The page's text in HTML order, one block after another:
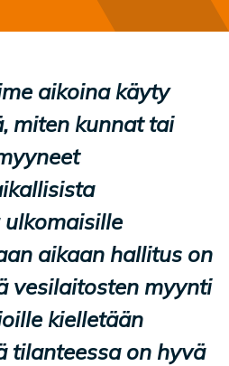
aikoina käyty
miten kunnat tai
aikaan hallitus on
vesilaitosten myynti
kielletään
tilanteessa on hyvä